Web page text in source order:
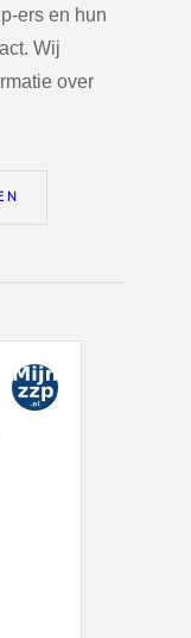
ers en hun
Wij
over